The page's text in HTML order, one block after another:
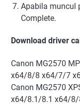
Apabila muncul
Complete.
Download driver
Canon MG2570
x64/8/8 x64/7/7
Canon MG2570
x64/8.1/8.1 x64/